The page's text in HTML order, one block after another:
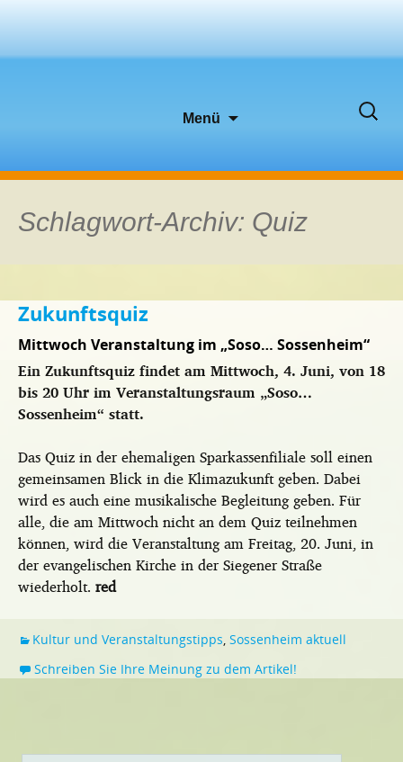
Menü
Suchen
Schlagwort-Archiv: Quiz
Zukunftsquiz
Mittwoch Veranstaltung im „Soso… Sossenheim“
Ein Zukunftsquiz findet am Mittwoch, 4. Juni, von 18
bis 20 Uhr im Veranstaltungsraum „Soso…
Sossenheim“ statt.
Das Quiz in der ehemaligen Sparkassenfiliale soll einen
gemeinsamen Blick in die Klimazukunft geben. Dabei
wird es auch eine musikalische Begleitung geben. Für
alle, die am Mittwoch nicht an dem Quiz teilnehmen
können, wird die Veranstaltung am Freitag, 20. Juni, in
der evangelischen Kirche in der Siegener Straße
wiederholt. red
Kultur und Veranstaltungstipps, Sossenheim aktuell
Schreiben Sie Ihre Meinung zu dem Artikel!